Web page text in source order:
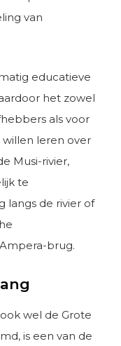
van
educatieve
het zowel
als voor
leren over
Musi-rivier,
te
langs de rivier of
brug.
ook wel de Grote
is een van de